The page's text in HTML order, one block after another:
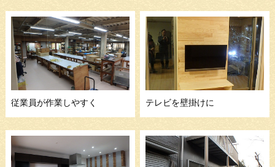
従業員が作業しやすく テレビを壁掛けに